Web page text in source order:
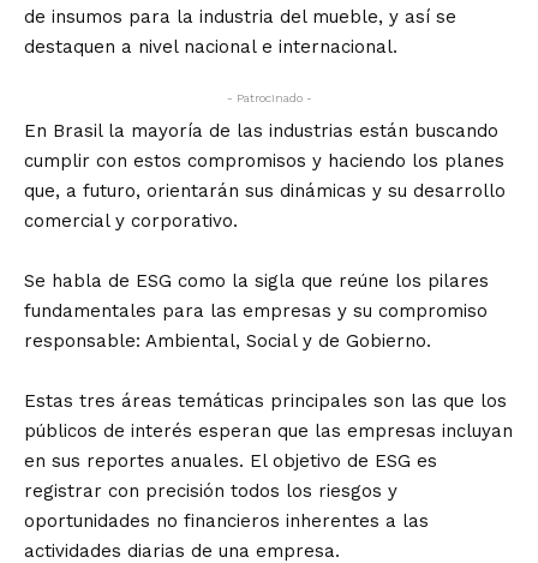
de insumos para la industria del mueble, y así se
destaquen a nivel nacional e internacional.
- Patrocinado -
En Brasil la mayoría de las industrias están buscando
cumplir con estos compromisos y haciendo los planes
que, a futuro, orientarán sus dinámicas y su desarrollo
comercial y corporativo.
Se habla de ESG como la sigla que reúne los pilares
fundamentales para las empresas y su compromiso
responsable: Ambiental, Social y de Gobierno.
Estas tres áreas temáticas principales son las que los
públicos de interés esperan que las empresas incluyan
en sus reportes anuales. El objetivo de ESG es
registrar con precisión todos los riesgos y
oportunidades no financieros inherentes a las
actividades diarias de una empresa.